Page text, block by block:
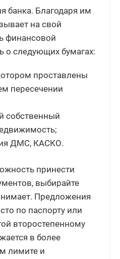
банка. Благодаря им
на свой
финансовой
о следующих бумагах:
проставлены
пересечении
собственный
ДМС, КАСКО.
принести
выбирайте
Предложения
по паспорту или
второстепенному
в более
лимите и